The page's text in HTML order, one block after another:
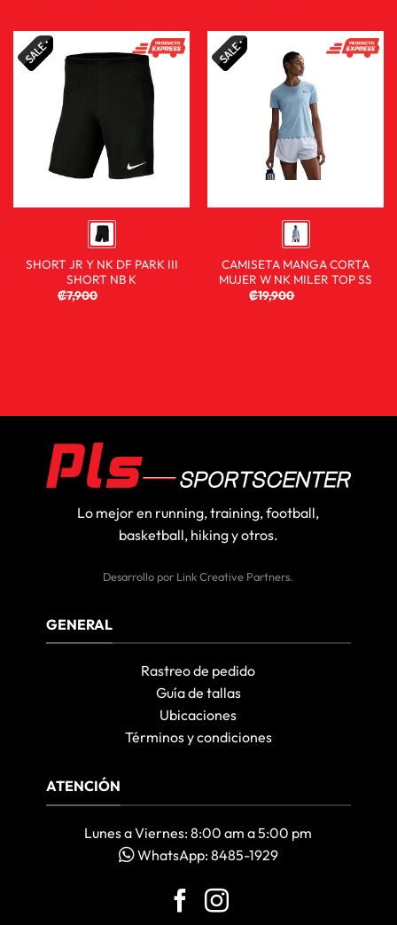
SHORT JR Y NK DF PARK III
SHORT NB K
₡7,900
CAMISETA MANGA CORTA
MUJER W NK MILER TOP SS
₡19,900
Lo mejor en running, training, football,
basketball, hiking y otros.
Desarrollo por Link Creative Partners.
GENERAL
Rastreo de pedido
Guía de tallas
Ubicaciones
Términos y condiciones
ATENCIÓN
Lunes a Viernes: 8:00 am a 5:00 pm
WhatsApp: 8485-1929